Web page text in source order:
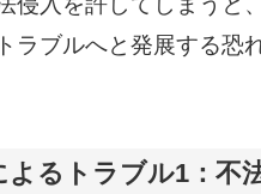
ラブルへと発展する恐
よるトラブル1：不